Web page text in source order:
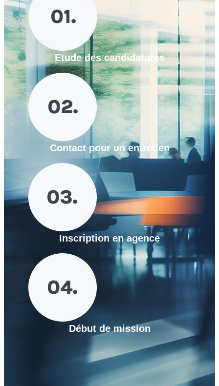
Etude des candidatures
Contact pour un entretien
Inscription en agence
Début de mission